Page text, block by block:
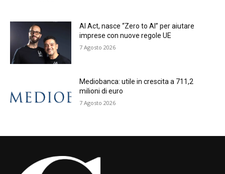
AI Act, nasce “Zero to AI” per aiutare
imprese con nuove regole UE
7 Agosto 2026
Mediobanca: utile in crescita a 711,2
milioni di euro
7 Agosto 2026